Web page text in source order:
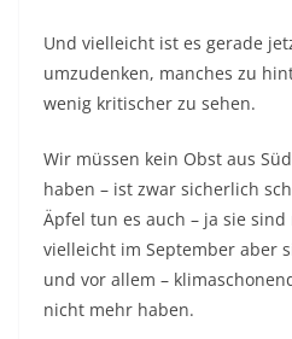
Und vielleicht ist es gerade
umzudenken, manches zu
wenig kritischer zu sehen.
Wir müssen kein Obst aus
haben – ist zwar sicherlich
Äpfel tun es auch – ja sie
vielleicht im September aber
und vor allem –
nicht mehr haben.